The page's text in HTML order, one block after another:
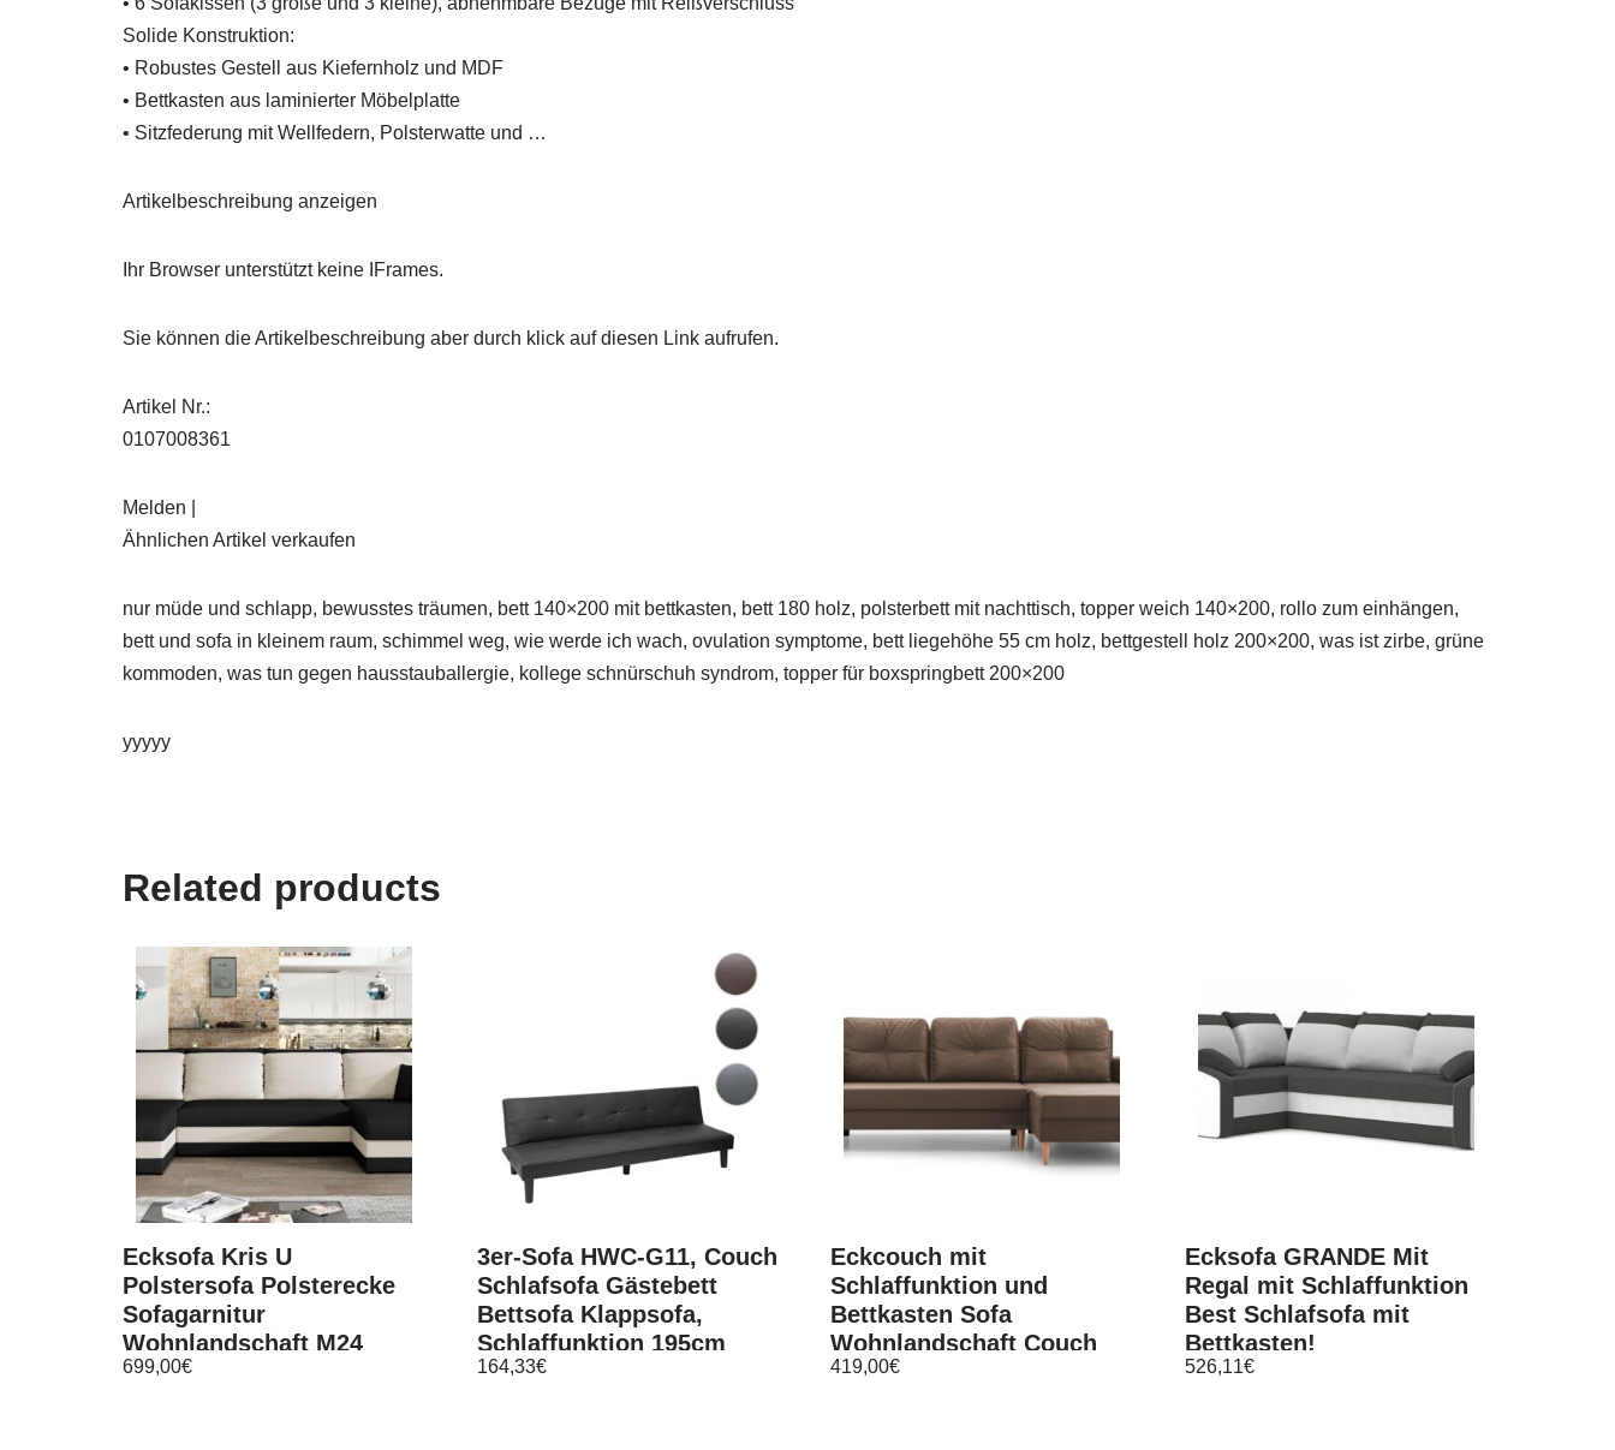
Solide Konstruktion:
• Robustes Gestell aus Kiefernholz und MDF
• Bettkasten aus laminierter Möbelplatte
• Sitzfederung mit Wellfedern, Polsterwatte und …
Artikelbeschreibung anzeigen
Ihr Browser unterstützt keine IFrames.
Sie können die Artikelbeschreibung aber durch klick auf diesen Link aufrufen.
Artikel Nr.:
0107008361
Melden |
Ähnlichen Artikel verkaufen
nur müde und schlapp, bewusstes träumen, bett 140×200 mit bettkasten, bett 180 holz, polsterbett mit nachttisch, topper weich 140×200, rollo zum einhängen,
bett und sofa in kleinem raum, schimmel weg, wie werde ich wach, ovulation symptome, bett liegehöhe 55 cm holz, bettgestell holz 200×200, was ist zirbe, grüne
kommoden, was tun gegen hausstauballergie, kollege schnürschuh syndrom, topper für boxspringbett 200×200
yyyyy
Related products
Ecksofa Kris U
Polstersofa Polsterecke
Sofagarnitur
Wohnlandschaft M24
699,00€
3er-Sofa HWC-G11, Couch
Schlafsofa Gästebett
Bettsofa Klappsofa,
Schlaffunktion 195cm
164,33€
Eckcouch mit
Schlaffunktion und
Bettkasten Sofa
Wohnlandschaft Couch
Carl Braun
419,00€
Ecksofa GRANDE Mit
Regal mit Schlaffunktion
Best Schlafsofa mit
Bettkasten!
526,11€